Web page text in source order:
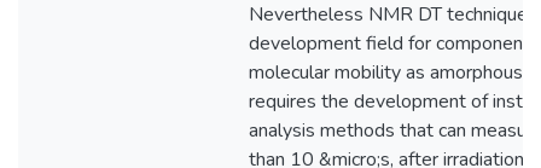
Nevertheless NMR DT technique
development field for component
molecular mobility as amorphous
requires the development of
analysis methods that can
than 10 &micro;s, after irradiation